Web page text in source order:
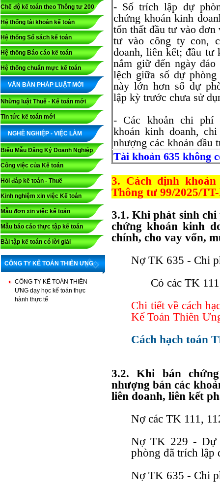
Chế độ kế toán theo Thông tư 200
Hệ thống tài khoản kế toán
Hệ thống Sổ sách kế toán
Hệ thống Báo cáo kế toán
Hệ thống chuẩn mực kế toán
VĂN BẢN PHÁP LUẬT MỚI
Những luật Thuế - Kế toán mới
Tin tức kế toán mới
NGHỀ NGHIỆP - VIỆC LÀM
Biểu Mẫu Đăng Ký Doanh Nghiệp
Công việc của Kế toán
Hỏi đáp kế toán - Thuế
Kinh nghiệm xin việc Kế toán
Mẫu đơn xin việc kế toán
Mẫu báo cáo thực tập kế toán
Bài tập kế toán có lời giải
CÔNG TY KẾ TOÁN THIÊN ƯNG
CÔNG TY KẾ TOÁN THIÊN
ƯNG dạy học kế toán thực
hành thực tế
- Số trích lập dự
chứng khoán kinh
tổn thất đầu tư vào đơn
tư vào công ty con,
doanh, liên kết; đầu tư
nắm giữ đến ngày đáo
lệch giữa số dự
này lớn hơn số dự
lập kỳ trước chưa sử
- Các khoản chi phí
khoán kinh doanh,
nhượng các khoản đầu
Tài khoản 635 không
3. Cách định
Thông tư 99/2025/
3.1. Khi phát sinh chi
chứng khoán kinh
chính, cho vay vốn,
Nợ TK 635 - Chi
Có các TK
Chi tiết về cách
Kế Toán Thiên
Cách hạch toán
3.2. Khi bán
nhượng bán các
liên doanh, liên kết
Nợ các TK 111,
Nợ TK 229 - Dự
phòng đã trích lập
Nợ TK 635 - Chi